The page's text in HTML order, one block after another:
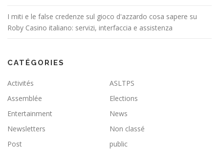
I miti e le false credenze sul gioco d'azzardo cosa sapere su
Roby Casino italiano: servizi, interfaccia e assistenza
CATÉGORIES
Activités
ASLTPS
Assemblée
Elections
Entertainment
News
Newsletters
Non classé
Post
public